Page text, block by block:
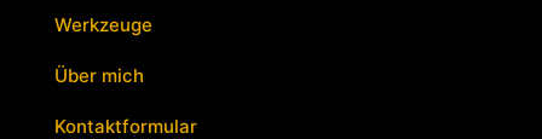
Werkzeuge
Über mich
Kontaktformular